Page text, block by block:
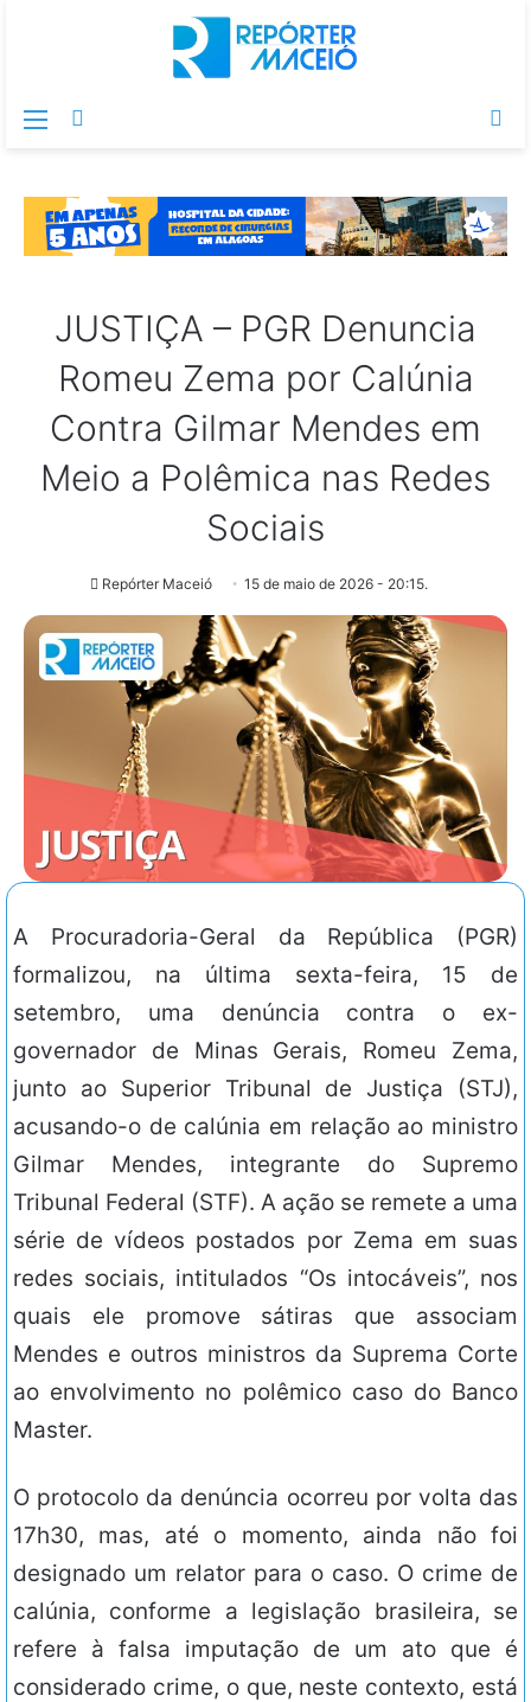
Menu
JUSTIÇA – PGR Denuncia
Romeu Zema por Calúnia
Contra Gilmar Mendes em
Meio a Polêmica nas Redes
Sociais
Repórter Maceió 15 de maio de 2026 - 20:15.
A Procuradoria-Geral da República (PGR)
formalizou, na última sexta-feira, 15 de
setembro, uma denúncia contra o ex-
governador de Minas Gerais, Romeu Zema,
junto ao Superior Tribunal de Justiça (STJ),
acusando-o de calúnia em relação ao ministro
Gilmar Mendes, integrante do Supremo
Tribunal Federal (STF). A ação se remete a uma
série de vídeos postados por Zema em suas
redes sociais, intitulados “Os intocáveis”, nos
quais ele promove sátiras que associam
Mendes e outros ministros da Suprema Corte
ao envolvimento no polêmico caso do Banco
Master.
O protocolo da denúncia ocorreu por volta das
17h30, mas, até o momento, ainda não foi
designado um relator para o caso. O crime de
calúnia, conforme a legislação brasileira, se
refere à falsa imputação de um ato que é
considerado crime, o que, neste contexto, está